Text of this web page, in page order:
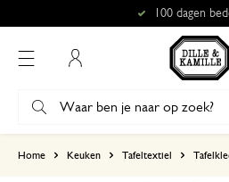
100 dagen
Home Keuken Tafeltextiel